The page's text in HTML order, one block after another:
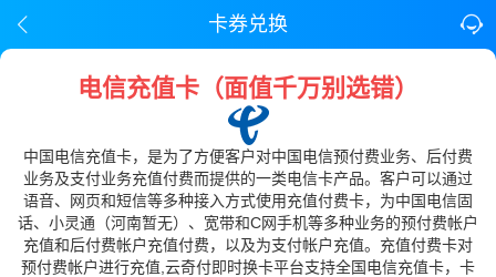
卡券兑换
电信充值卡（面值千万别选错）
中国电信充值卡，是为了方便客户对中国电信预付费业务、后付费
业务及支付业务充值付费而提供的一类电信卡产品。客户可以通过
语音、网页和短信等多种接入方式使用充值付费卡，为中国电信固
话、小灵通（河南暂无）、宽带和C网手机等多种业务的预付费帐户
充值和后付费帐户充值付费，以及为支付帐户充值。充值付费卡对
预付费帐户进行充值,云奇付即时换卡平台支持全国电信充值卡，卡